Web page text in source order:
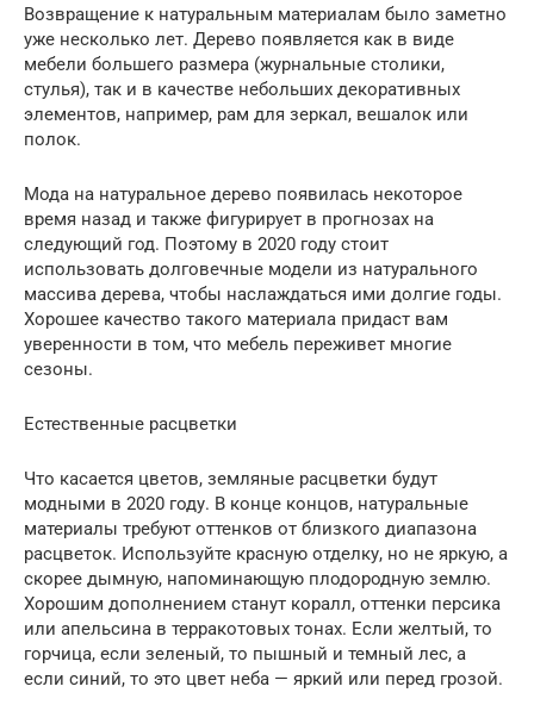
Возвращение к натуральным материалам было заметно
уже несколько лет. Дерево появляется как в виде
мебели большего размера (журнальные столики,
стулья), так и в качестве небольших декоративных
элементов, например, рам для зеркал, вешалок или
полок.
Мода на натуральное дерево появилась некоторое
время назад и также фигурирует в прогнозах на
следующий год. Поэтому в 2020 году стоит
использовать долговечные модели из натурального
массива дерева, чтобы наслаждаться ими долгие годы.
Хорошее качество такого материала придаст вам
уверенности в том, что мебель переживет многие
сезоны.
Естественные расцветки
Что касается цветов, земляные расцветки будут
модными в 2020 году. В конце концов, натуральные
материалы требуют оттенков от близкого диапазона
расцветок. Используйте красную отделку, но не яркую, а
скорее дымную, напоминающую плодородную землю.
Хорошим дополнением станут коралл, оттенки персика
или апельсина в терракотовых тонах. Если желтый, то
горчица, если зеленый, то пышный и темный лес, а
если синий, то это цвет неба — яркий или перед грозой.